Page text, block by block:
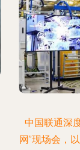
中国联通深
网”现场会，